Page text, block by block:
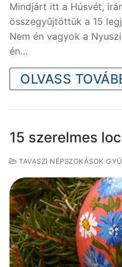
Mindjárt itt a Húsvét,
összegyűjtöttük a 15
Nem én vagyok a
én…
OLVASS
15 szerelmes
TAVASZI NÉPSZOKÁSOK